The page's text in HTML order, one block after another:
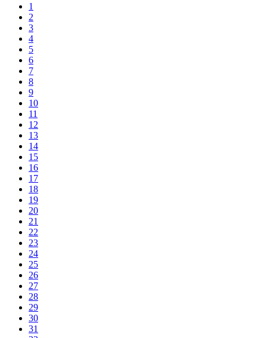
1
2
3
4
5
6
7
8
9
10
11
12
13
14
15
16
17
18
19
20
21
22
23
24
25
26
27
28
29
30
31